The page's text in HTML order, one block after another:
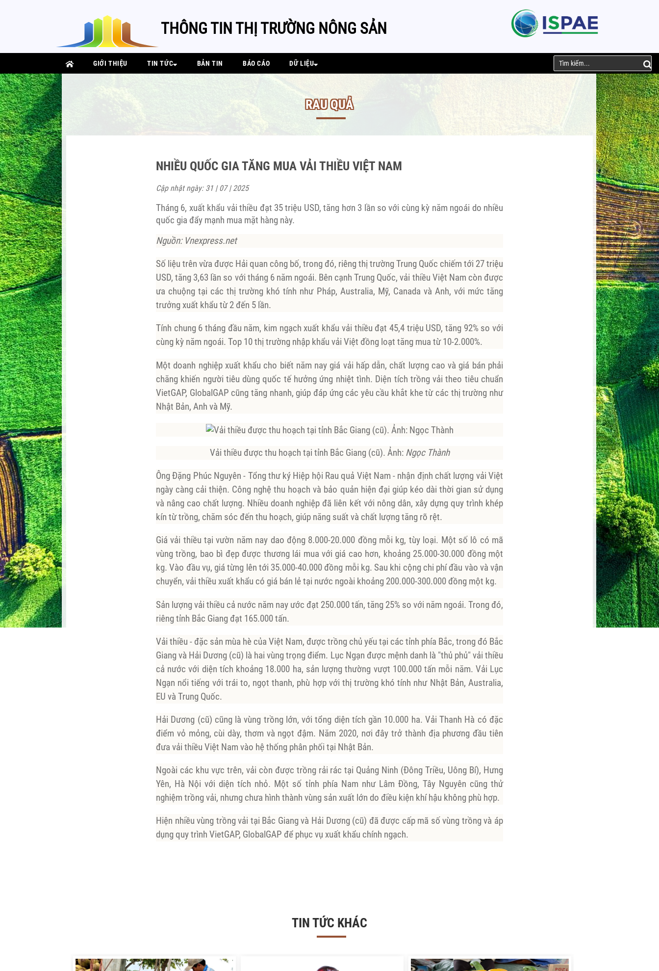
THÔNG TIN THỊ TRƯỜNG NÔNG SẢN
GIỚI THIỆU TIN TỨC BẢN TIN BÁO CÁO DỮ LIỆU
RAU QUẢ
NHIỀU QUỐC GIA TĂNG MUA VẢI THIỀU VIỆT NAM
Cập nhật ngày: 31 | 07 | 2025
Tháng 6, xuất khẩu vải thiều đạt 35 triệu USD, tăng hơn 3 lần so với cùng kỳ năm ngoái do nhiều
quốc gia đẩy mạnh mua mặt hàng này.
Nguồn: Vnexpress.net
Số liệu trên vừa được Hải quan công bố, trong đó, riêng thị trường Trung Quốc chiếm tới 27 triệu
USD, tăng 3,63 lần so với tháng 6 năm ngoái. Bên cạnh Trung Quốc, vải thiều Việt Nam còn được
ưa chuộng tại các thị trường khó tính như Pháp, Australia, Mỹ, Canada và Anh, với mức tăng
trưởng xuất khẩu từ 2 đến 5 lần.
Tính chung 6 tháng đầu năm, kim ngạch xuất khẩu vải thiều đạt 45,4 triệu USD, tăng 92% so với
cùng kỳ năm ngoái. Top 10 thị trường nhập khẩu vải Việt đồng loạt tăng mua từ 10-2.000%.
Một doanh nghiệp xuất khẩu cho biết năm nay giá vải hấp dẫn, chất lượng cao và giá bán phải
chăng khiến người tiêu dùng quốc tế hưởng ứng nhiệt tình. Diện tích trồng vải theo tiêu chuẩn
VietGAP, GlobalGAP cũng tăng nhanh, giúp đáp ứng các yêu cầu khắt khe từ các thị trường như
Nhật Bản, Anh và Mỹ.
Vải thiều được thu hoạch tại tỉnh Bắc Giang (cũ). Ảnh: Ngọc Thành
Ông Đặng Phúc Nguyên - Tổng thư ký Hiệp hội Rau quả Việt Nam - nhận định chất lượng vải Việt
ngày càng cải thiện. Công nghệ thu hoạch và bảo quản hiện đại giúp kéo dài thời gian sử dụng
và nâng cao chất lượng. Nhiều doanh nghiệp đã liên kết với nông dân, xây dựng quy trình khép
kín từ trồng, chăm sóc đến thu hoạch, giúp năng suất và chất lượng tăng rõ rệt.
Giá vải thiều tại vườn năm nay dao động 8.000-20.000 đồng mỗi kg, tùy loại. Một số lô có mã
vùng trồng, bao bì đẹp được thương lái mua với giá cao hơn, khoảng 25.000-30.000 đồng một
kg. Vào đầu vụ, giá từng lên tới 35.000-40.000 đồng mỗi kg. Sau khi cộng chi phí đầu vào và vận
chuyển, vải thiều xuất khẩu có giá bán lẻ tại nước ngoài khoảng 200.000-300.000 đồng một kg.
Sản lượng vải thiều cả nước năm nay ước đạt 250.000 tấn, tăng 25% so với năm ngoái. Trong đó,
riêng tỉnh Bắc Giang đạt 165.000 tấn.
Vải thiều - đặc sản mùa hè của Việt Nam, được trồng chủ yếu tại các tỉnh phía Bắc, trong đó Bắc
Giang và Hải Dương (cũ) là hai vùng trọng điểm. Lục Ngạn được mệnh danh là "thủ phủ" vải thiều
cả nước với diện tích khoảng 18.000 ha, sản lượng thường vượt 100.000 tấn mỗi năm. Vải Lục
Ngạn nổi tiếng với trái to, ngọt thanh, phù hợp với thị trường khó tính như Nhật Bản, Australia,
EU và Trung Quốc.
Hải Dương (cũ) cũng là vùng trồng lớn, với tổng diện tích gần 10.000 ha. Vải Thanh Hà có đặc
điểm vỏ mỏng, cùi dày, thơm và ngọt đậm. Năm 2020, nơi đây trở thành địa phương đầu tiên
đưa vải thiều Việt Nam vào hệ thống phân phối tại Nhật Bản.
Ngoài các khu vực trên, vải còn được trồng rải rác tại Quảng Ninh (Đông Triều, Uông Bí), Hưng
Yên, Hà Nội với diện tích nhỏ. Một số tỉnh phía Nam như Lâm Đồng, Tây Nguyên cũng thử
nghiệm trồng vải, nhưng chưa hình thành vùng sản xuất lớn do điều kiện khí hậu không phù hợp.
Hiện nhiều vùng trồng vải tại Bắc Giang và Hải Dương (cũ) đã được cấp mã số vùng trồng và áp
dụng quy trình VietGAP, GlobalGAP để phục vụ xuất khẩu chính ngạch.
TIN TỨC KHÁC